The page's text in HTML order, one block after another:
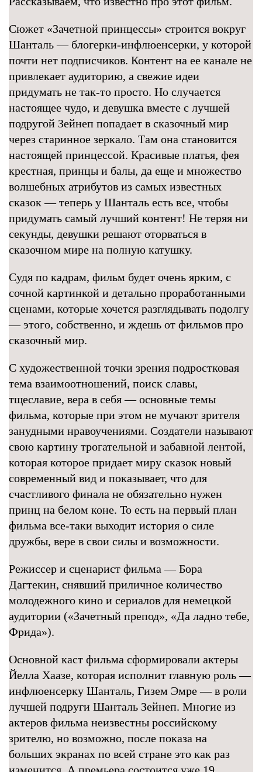
Сюжет «Зачетной принцессы» строится вокруг
Шанталь — блогерки-инфлюенсерки, у которой
почти нет подписчиков. Контент на ее канале не
привлекает аудиторию, а свежие идеи
придумать не так-то просто. Но случается
настоящее чудо, и девушка вместе с лучшей
подругой Зейнеп попадает в сказочный мир
через старинное зеркало. Там она становится
настоящей принцессой. Красивые платья, фея
крестная, принцы и балы, да еще и множество
волшебных атрибутов из самых известных
сказок — теперь у Шанталь есть все, чтобы
придумать самый лучший контент! Не теряя ни
секунды, девушки решают оторваться в
сказочном мире на полную катушку.
Судя по кадрам, фильм будет очень ярким, с
сочной картинкой и детально проработанными
сценами, которые хочется разглядывать подолгу
— этого, собственно, и ждешь от фильмов про
сказочный мир.
С художественной точки зрения подростковая
тема взаимоотношений, поиск славы,
тщеславие, вера в себя — основные темы
фильма, которые при этом не мучают зрителя
занудными нравоучениями. Создатели называют
свою картину трогательной и забавной лентой,
которая которое придает миру сказок новый
современный вид и показывает, что для
счастливого финала не обязательно нужен
принц на белом коне. То есть на первый план
фильма все-таки выходит история о силе
дружбы, вере в свои силы и возможности.
Режиссер и сценарист фильма — Бора
Дагтекин, снявший приличное количество
молодежного кино и сериалов для немецкой
аудитории («Зачетный препод», «Да ладно тебе,
Фрида»).
Основной каст фильма сформировали актеры
Йелла Хаазе, которая исполнит главную роль —
инфлюенсерку Шанталь, Гизем Эмре — в роли
лучшей подруги Шанталь Зейнеп. Многие из
актеров фильма неизвестны российскому
зрителю, но возможно, после показа на
больших экранах по всей стране это как раз